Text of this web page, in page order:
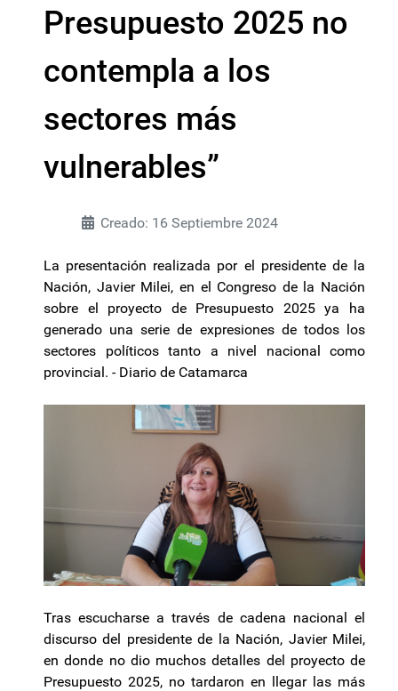
Presupuesto 2025 no
contempla a los
sectores más
vulnerables”
Creado: 16 Septiembre 2024
La presentación realizada por el presidente de la
Nación, Javier Milei, en el Congreso de la Nación
sobre el proyecto de Presupuesto 2025 ya ha
generado una serie de expresiones de todos los
sectores políticos tanto a nivel nacional como
provincial. - Diario de Catamarca
Tras escucharse a través de cadena nacional el
discurso del presidente de la Nación, Javier Milei,
en donde no dio muchos detalles del proyecto de
Presupuesto 2025, no tardaron en llegar las más